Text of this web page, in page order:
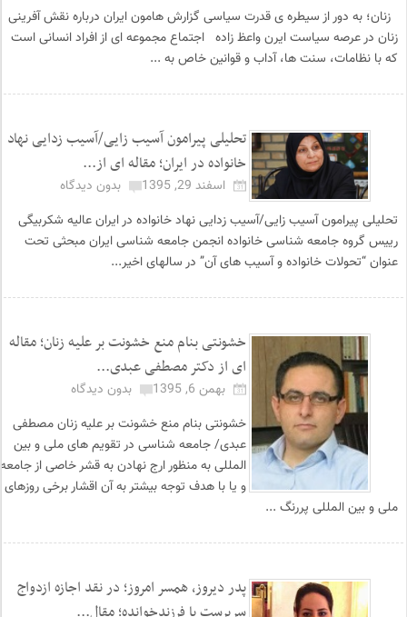
زنان؛ به دور از سیطره ی قدرت سیاسی گزارش هامون ایران درباره نقش آفرینی
زنان در عرصه سیاست ایرن واعظ زاده اجتماع مجموعه ای از افراد انسانی است
که با نظامات، سنت ها، آداب و قوانین خاص به ...
تحلیلی پیرامون آسیب زایی/آسیب زدایی نهاد
خانواده در ایران؛ مقاله ای از...
اسفند 29, 1395
بدون دیدگاه
تحلیلی پیرامون آسیب زایی/آسیب زدایی نهاد خانواده در ایران عالیه شکربیگی
رییس گروه جامعه شناسی خانواده انجمن جامعه شناسی ایران مبحثی تحت
عنوان “تحولات خانواده و آسیب های آن” در سالهای اخیر...
خشونتی بنام منع خشونت بر علیه زنان؛ مقاله
ای از دکتر مصطفی عبدی...
بهمن 6, 1395
بدون دیدگاه
خشونتی بنام منع خشونت بر علیه زنان مصطفی
عبدی/ جامعه شناسی در تقویم های ملی و بین
المللی به منظور ارج نهادن به قشر خاصی از جامعه
و یا با هدف توجه بیشتر به آن اقشار برخی روزهای
ملی و بین المللی پررنگ ...
پدر دیروز، همسر امروز؛ در نقد اجازه ازدواج